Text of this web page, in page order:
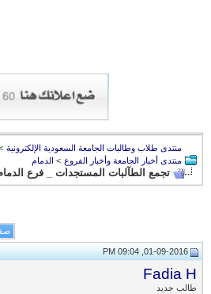
منتدى طلاب وطالبات الجامعة السعودية الإلكترونية >
منتدى أخبار الجامعة وأخبار الفروع > الدمام
تجمع الطآلبات المستجدات _ فرع الدمام
صفحة 3
01-09-2016, 09:04 PM
Fadia H
طالب جديد